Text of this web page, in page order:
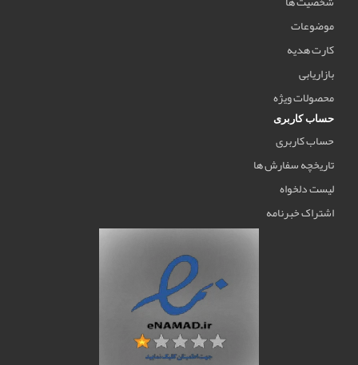
موضوعات
کارت هدیه
بازاریابی
محصولات ویژه
حساب کاربری
حساب کاربری
تاریخچه سفارش ها
لیست دلخواه
اشتراک خبرنامه